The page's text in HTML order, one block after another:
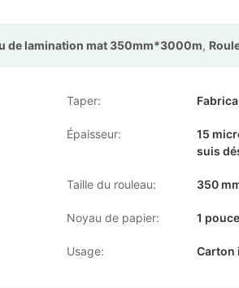
de lamination mat 350mm*3000m,
Taper:
Épaisseur:
15
suis
Taille du rouleau: 350
Noyau de papier: 1
Usage: Carton